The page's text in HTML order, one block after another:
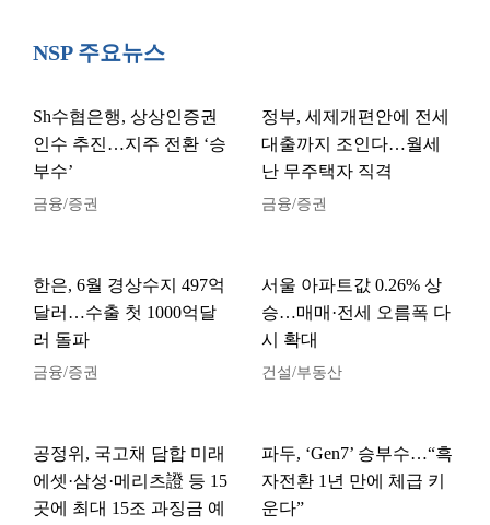
NSP 주요뉴스
Sh수협은행, 상상인증권
인수 추진…지주 전환 ‘승
부수’
금융/증권
정부, 세제개편안에 전세
대출까지 조인다…월세
난 무주택자 직격
금융/증권
한은, 6월 경상수지 497억
달러…수출 첫 1000억달
러 돌파
금융/증권
서울 아파트값 0.26% 상
승…매매·전세 오름폭 다
시 확대
건설/부동산
공정위, 국고채 담합 미래
에셋·삼성·메리츠證 등 15
곳에 최대 15조 과징금 예
파두, ‘Gen7’ 승부수…“흑
자전환 1년 만에 체급 키
운다”